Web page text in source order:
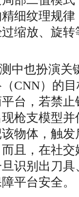
细纹理规
缩放、旋
中也扮演关
CNN）的
台，若禁
枪支模型
物体，触
且，在社
识别出刀
平台安全。